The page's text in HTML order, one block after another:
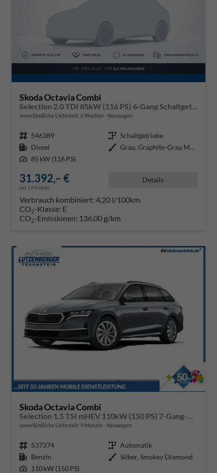
Skoda Octavia Combi
unverbindliche Lieferzeit: 6 Wochen Neuwagen
Fahrzeugnr. 546389 Getriebe Schaltgetriebe
Kraftstoff Diesel Außenfarbe
Grau, Graphite-Grau Metallic (5X
Leistung 85 kW (116 PS)
31.392,– €
incl. 19% MwSt.
Details
Verbrauch kombiniert: 4,20 l/100km
CO2-Klasse: E
CO2-Emissionen: 136,00 g/km
Skoda Octavia Combi
unverbindliche Lieferzeit: 9 Monate Neuwagen
Fahrzeugnr. 537374 Getriebe Automatik
Kraftstoff Benzin Außenfarbe Silber, Smokey Diamond
Leistung 110 kW (150 PS)